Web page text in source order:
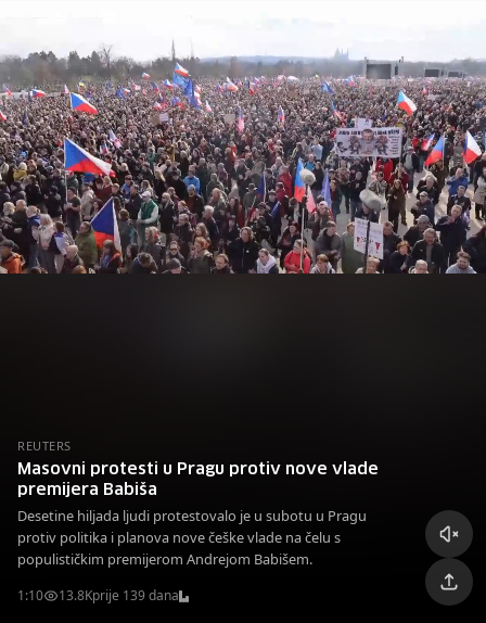
REUTERS
Masovni protesti u Pragu protiv nove vlade
premijera Babiša
Desetine hiljada ljudi protestovalo je u subotu u Pragu
protiv politika i planova nove češke vlade na čelu s
populističkim premijerom Andrejom Babišem.
1:10 13.8Kprije 139 dana